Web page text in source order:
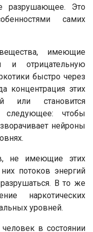
разрушающее. Это
самих
имеющие
и отрицательную
быстро через
концентрация этих
или становится
следующее: чтобы
нейроны
не имеющие этих
потоков энергий
В то же
наркотических
уровней.
в состоянии